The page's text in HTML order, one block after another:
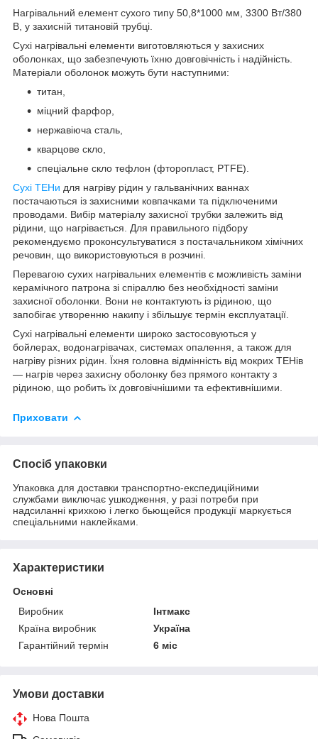
Нагрівальний елемент сухого типу 50,8*1000 мм, 3300 Вт/380
В, у захисній титановій трубці.
Сухі нагрівальні елементи виготовляються у захисних
оболонках, що забезпечують їхню довговічність і надійність.
Матеріали оболонок можуть бути наступними:
титан,
міцний фарфор,
нержавіюча сталь,
кварцове скло,
спеціальне скло тефлон (фторопласт, PTFE).
Сухі ТЕНи для нагріву рідин у гальванічних ваннах
постачаються із захисними ковпачками та підключеними
проводами. Вибір матеріалу захисної трубки залежить від
рідини, що нагрівається. Для правильного підбору
рекомендуємо проконсультуватися з постачальником хімічних
речовин, що використовуються в розчині.
Перевагою сухих нагрівальних елементів є можливість заміни
керамічного патрона зі спіраллю без необхідності заміни
захисної оболонки. Вони не контактують із рідиною, що
запобігає утворенню накипу і збільшує термін експлуатації.
Сухі нагрівальні елементи широко застосовуються у
бойлерах, водонагрівачах, системах опалення, а також для
нагріву різних рідин. Їхня головна відмінність від мокрих ТЕНів
— нагрів через захисну оболонку без прямого контакту з
рідиною, що робить їх довговічнішими та ефективнішими.
Приховати
Спосіб упаковки
Упаковка для доставки транспортно-експедиційними
службами виключає ушкодження, у разі потреби при
надсиланні крихкою і легко бьющейся продукції маркується
спеціальними наклейками.
Характеристики
Основні
Виробник
Інтмакс
Країна виробник
Україна
Гарантійний термін
6 міс
Умови доставки
Нова Пошта